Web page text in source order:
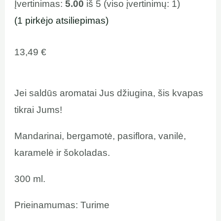
Įvertinimas:5.00 iš 5 (viso įvertinimų: 1)
(1 pirkėjo atsiliepimas)
13,49€
Jei saldūs aromatai Jus džiugina, šis kvapas
tikrai Jums!
Mandarinai, bergamotė, pasiflora, vanilė,
karamelė ir šokoladas.
300 ml.
Prieinamumas: Turime